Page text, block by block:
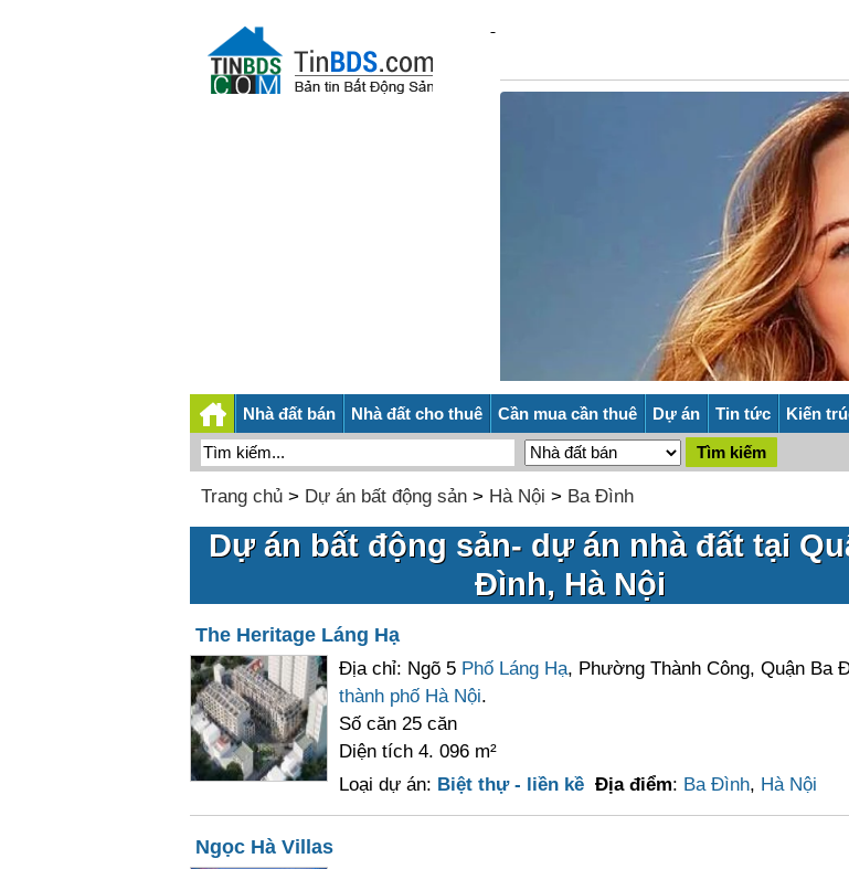
Nhà đất bán Nhà đất cho thuê Cần mua cần thuê Dự án Tin tức Kiến
Trang chủ> Dự án bất động sản> Hà Nội > Ba Đình
Dự án bất động sản- dự án nhà đất tại
Đình, Hà Nội
The Heritage Láng Hạ
Địa chỉ: Ngõ 5 Phố Láng Hạ, Phường Thành Công, Quận Ba
thành phố Hà Nội.
Số căn 25 căn
Diện tích 4. 096 m²
Loại dự án: Biệt thự - liền kề Địa điểm: Ba Đình, Hà Nội
Ngọc Hà Villas